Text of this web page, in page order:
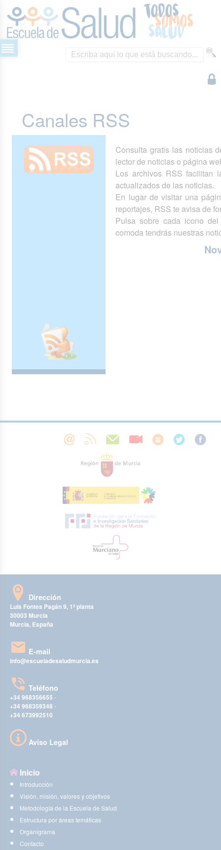
Canales RSS
Consulta gratis las noticias
lector de noticias o página
Los archivos RSS facilitan
actualizados de las noticias.
En lugar de visitar una
reportajes, RSS te avisa de
Pulsa sobre cada icono
comoda tendrás nuestras
Dirección
Luis Fontes Pagán 9, 1ª planta
30003 Murcia
Murcia, España
E-mail
info@escueladesaludmurcia.es
Teléfono
+34 968356655 -
+34 968359348 -
+34 673992510
Aviso Legal
Inicio
Introducción
Visión, misión, valores y objetivos
Metodología de la Escuela de Salud
Estructura por áreas temáticas
Organigrama
Contacto